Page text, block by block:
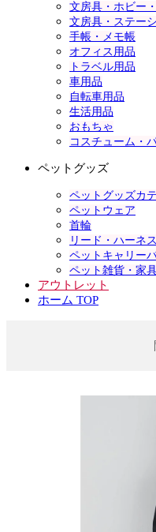
文房具・ホビー
文房具・ステー
手帳・メモ帳
オフィス用品
トラベル用品
車用品
自転車用品
生活用品
おもちゃ
コスチューム・
ペットグッズ
ペットグッズカ
ペットウェア
首輪
リード・ハーネス
ペットキャリー
ペット雑貨・家
アウトレット
ホーム TOP